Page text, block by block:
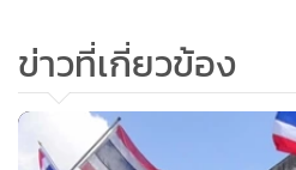
• ญี่ปุ่น
• News1
Gotomanager
อย่างไรก็ตาม ระบบการขนส่งไ